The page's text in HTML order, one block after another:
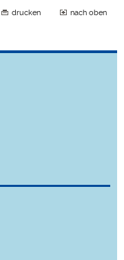
drucken nach oben